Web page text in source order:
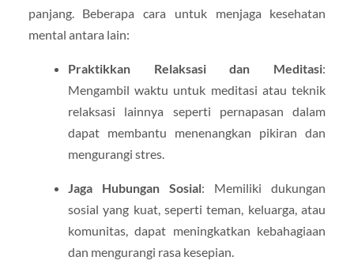
panjang. Beberapa cara untuk menjaga kesehatan
mental antara lain:
Praktikkan Relaksasi dan Meditasi:
Mengambil waktu untuk meditasi atau teknik
relaksasi lainnya seperti pernapasan dalam
dapat membantu menenangkan pikiran dan
mengurangi stres.
Jaga Hubungan Sosial: Memiliki dukungan
sosial yang kuat, seperti teman, keluarga, atau
komunitas, dapat meningkatkan kebahagiaan
dan mengurangi rasa kesepian.